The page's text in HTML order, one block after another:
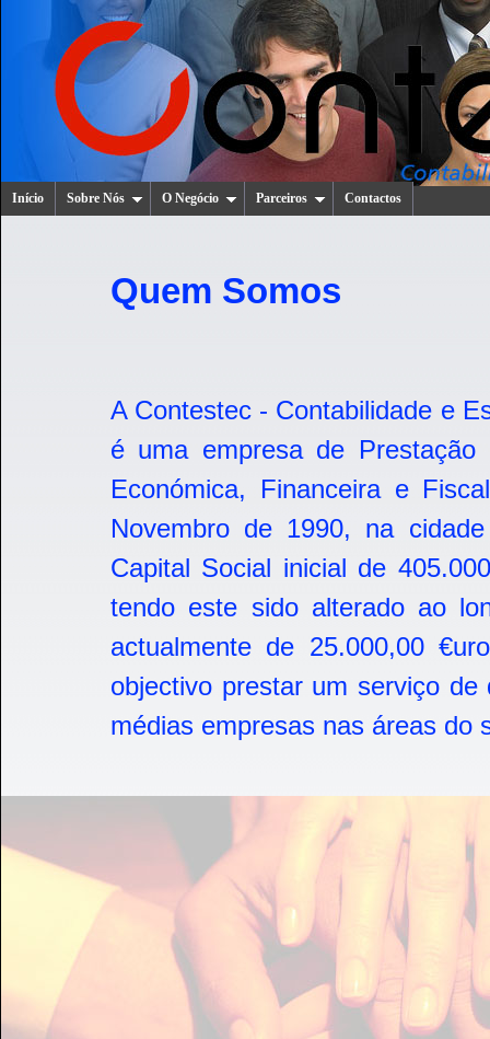
Início Sobre Nós O Negócio Parceiros Contactos
Quem Somos
A Contestec - Contabilidade e
é uma empresa de
Económica, Financeira e
Novembro de 1990, na
Capital Social inicial de
tendo este sido alterado ao
actualmente de 25.000,00
objectivo prestar um serviço de
médias empresas nas áreas do